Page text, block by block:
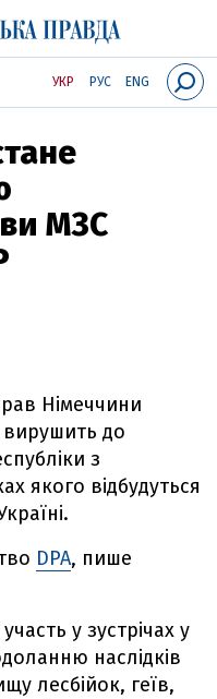
УКР РУС ENG
МЗС
Німеччини
до
з
якого відбудуться
DPA, пише
у зустрічах у
наслідків
лесбійок, геїв,